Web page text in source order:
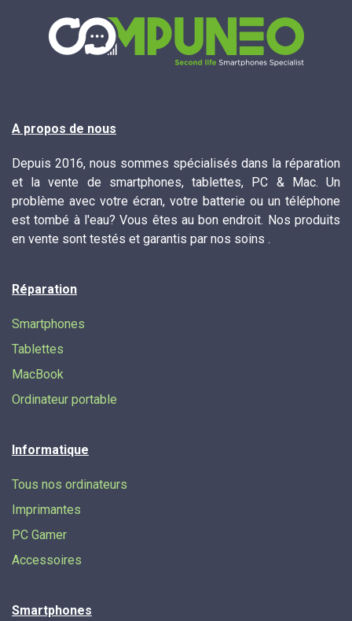
A propos de nous
Depuis 2016, nous sommes spécialisés dans la réparation
et la vente de smartphones, tablettes, PC & Mac. Un
problème avec votre écran, votre batterie ou un téléphone
est tombé à l'eau? Vous êtes au bon endroit. Nos produits
en vente sont testés et garantis par nos soins .
Réparation
Smartphones
Tablettes
MacBook
Ordinateur portable
Informatique
Tous nos ordinateurs
Imprimantes
PC Gamer
Accessoires
Smartphones